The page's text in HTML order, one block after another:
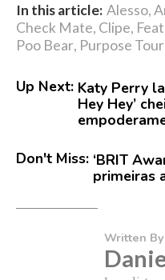
In this article: Alesso,
Check Mate, Clipe,
Poo Bear, Purpose Tour
Up Next: Katy Perry
Hey Hey’
Don't Miss: ‘BRIT
primeiras
Written By